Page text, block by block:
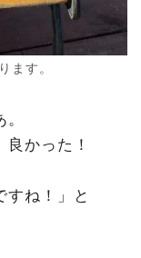
ます。
かった！
すね！」と